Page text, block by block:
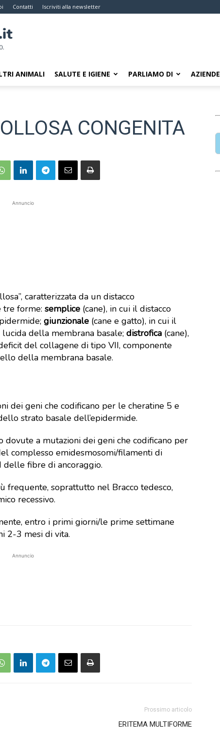
Contatti Iscriviti alla newsletter
ANIMALI SALUTE E IGIENE PARLIAMO DI AZIENDE
CONGENITA
Annuncio
caratterizzata da un distacco
tre forme: semplice (cane), in cui il distacco
giunzionale (cane e gatto), in cui il
della membrana basale; distrofica (cane),
del collagene di tipo VII, componente
della membrana basale.
dei geni che codificano per le cheratine 5 e
strato basale dell’epidermide.
dovute a mutazioni dei geni che codificano per
complesso emidesmosomi/filamenti di
fibre di ancoraggio.
frequente, soprattutto nel Bracco tedesco,
recessivo.
entro i primi giorni/le prime settimane
2-3 mesi di vita.
Annuncio
Prossimo articolo
ERITEMA MULTIFORME